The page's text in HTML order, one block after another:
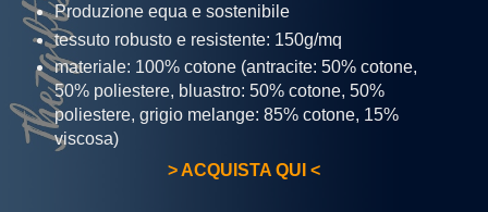
Produzione equa e sostenibile
tessuto robusto e resistente: 150g/mq
materiale: 100% cotone (antracite: 50% cotone,
50% poliestere, bluastro: 50% cotone, 50%
poliestere, grigio melange: 85% cotone, 15%
viscosa)
> ACQUISTA QUI <